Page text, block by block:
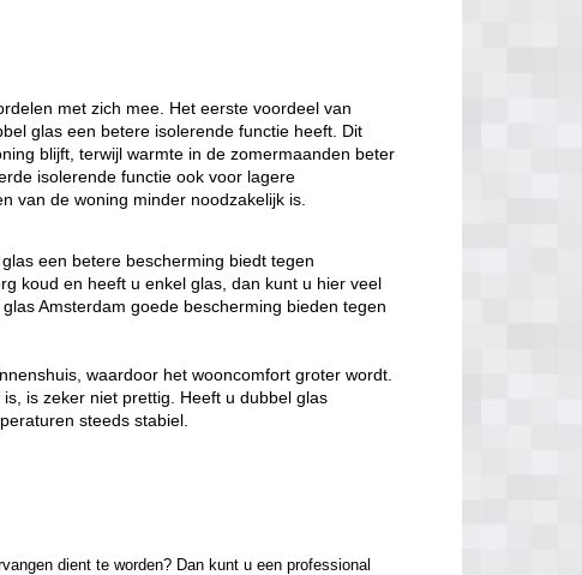
met zich mee. Het eerste voordeel van
glas een betere isolerende functie heeft. Dit
blijft, terwijl warmte in de zomermaanden beter
isolerende functie ook voor lagere
van de woning minder noodzakelijk is.
een betere bescherming biedt tegen
koud en heeft u enkel glas, dan kunt u hier veel
Amsterdam goede bescherming bieden tegen
waardoor het wooncomfort groter wordt.
is zeker niet prettig. Heeft u dubbel glas
steeds stabiel.
dient te worden? Dan kunt u een professional